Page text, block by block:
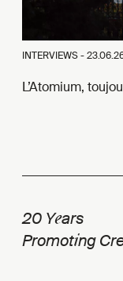
INTERVIEWS -
L’Atomium,
20 Years
Promoting